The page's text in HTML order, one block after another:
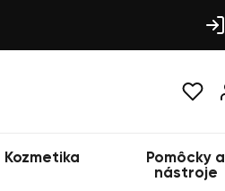
Kozmetika
Pomôcky a
nástroje